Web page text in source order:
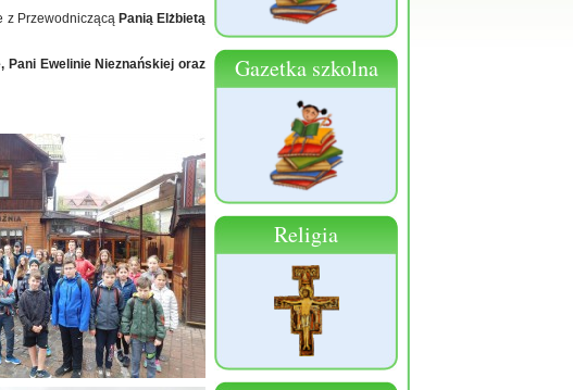
z Przewodniczącą Panią Elżbietą
Pani Ewelinie Nieznańskiej oraz
Gazetka szkolna
Religia